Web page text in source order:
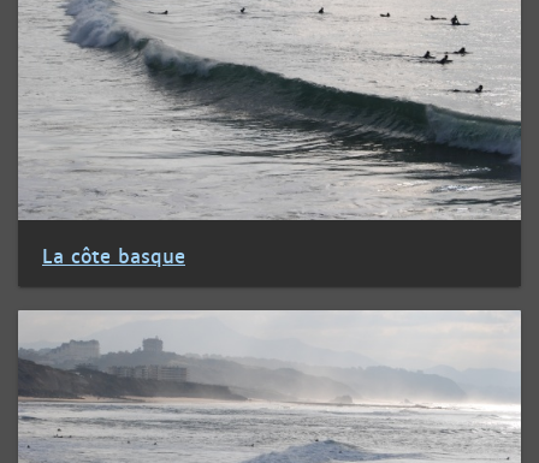
La côte basque